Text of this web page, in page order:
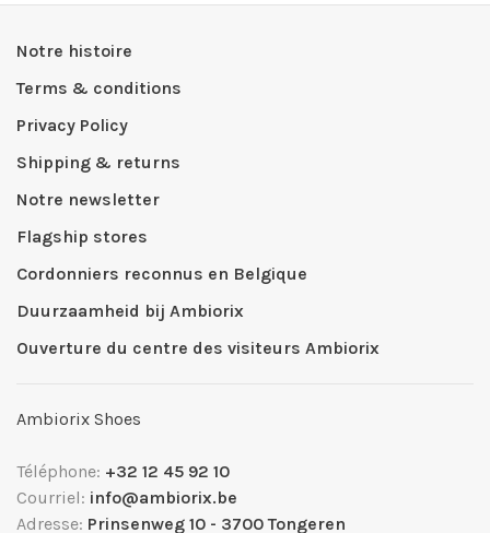
Notre histoire
Terms & conditions
Privacy Policy
Shipping & returns
Notre newsletter
Flagship stores
Cordonniers reconnus en Belgique
Duurzaamheid bij Ambiorix
Ouverture du centre des visiteurs Ambiorix
Ambiorix Shoes
Téléphone: +32 12 45 92 10
Courriel: info@ambiorix.be
Adresse: Prinsenweg 10 - 3700 Tongeren